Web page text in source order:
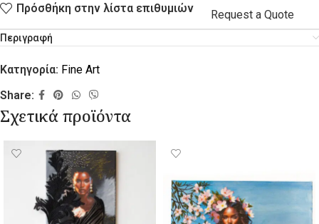
Πρόσθήκη στην λίστα επιθυμιών Request a Quote
Περιγραφή
Κατηγορία: Fine Art
Share:
Σχετικά προϊόντα